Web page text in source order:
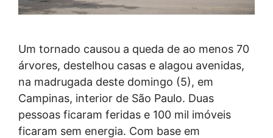
Um tornado causou a queda de ao menos 70
árvores, destelhou casas e alagou avenidas,
na madrugada deste domingo (5), em
Campinas, interior de São Paulo. Duas
pessoas ficaram feridas e 100 mil imóveis
ficaram sem energia. Com base em